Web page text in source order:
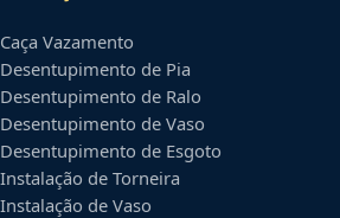
Caça Vazamento
Desentupimento de Pia
Desentupimento de Ralo
Desentupimento de Vaso
Desentupimento de Esgoto
Instalação de Torneira
Instalação de Vaso